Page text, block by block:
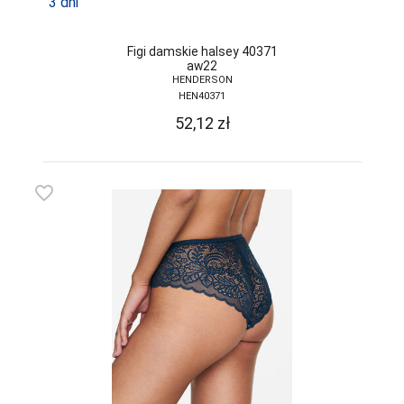
SENSIS
SESTO-SENSO
SLOGGI
SONIA
SOTEX
SPAIO
STEVEN
SZATA
TAK
TARO
TOPGAL
Figi damskie halsey 40371
aw22
HENDERSON
HEN40371
52,12 zł
favorite_border